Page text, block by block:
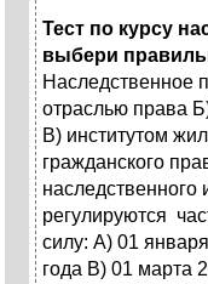
Тест по курсу
выбери
Наследственное
отраслью права
В) институтом
гражданского
наследственного
регулируются
силу: А) 01
года В) 01 марта